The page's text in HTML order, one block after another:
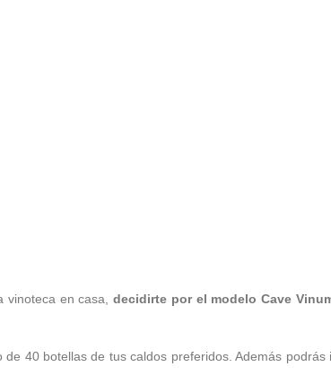
en casa, decidirte por el modelo Cave
40 botellas de tus caldos preferidos. Además